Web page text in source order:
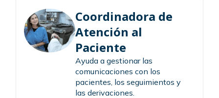
Coordinadora de
Atención al
Paciente
Ayuda a gestionar las
comunicaciones con los
pacientes, los seguimientos y
las derivaciones.